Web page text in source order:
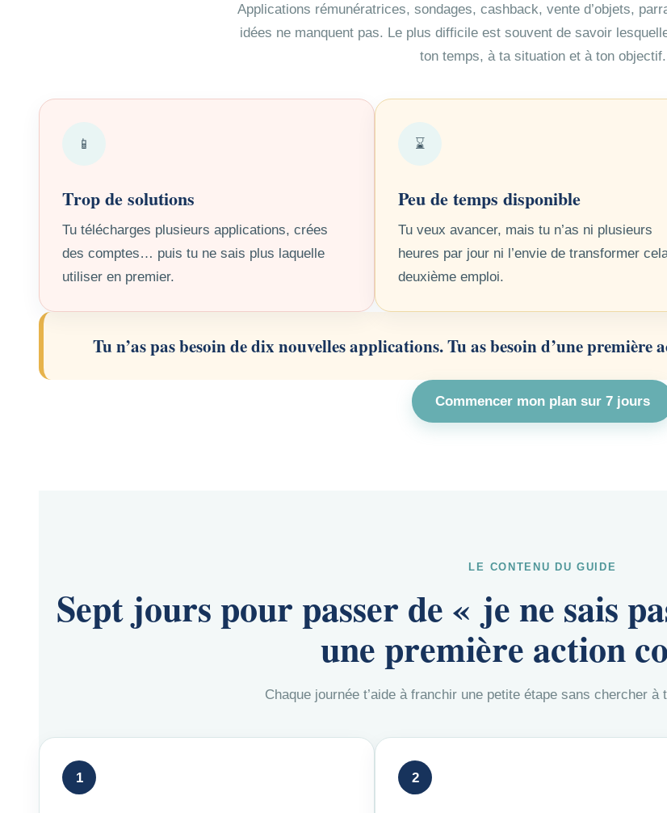
Applications rémunératrices, sondages, cashback, vente d’objets,
idées ne manquent pas. Le plus difficile est souvent de savoir
ton temps, à ta situation et à ton objectif.
📱
Trop de solutions
Tu télécharges plusieurs applications, crées
des comptes… puis tu ne sais plus laquelle
utiliser en premier.
⌛
Peu de temps disponible
Tu veux avancer, mais tu n’as ni plusieurs
heures par jour ni l’envie de transformer
deuxième emploi.
Tu n’as pas besoin de dix nouvelles applications. Tu as besoin d’une
Commencer mon plan sur 7 jours
LE CONTENU DU GUIDE
Sept jours pour passer de « je ne sais
une première action
Chaque journée t’aide à franchir une petite étape sans chercher à
1 2